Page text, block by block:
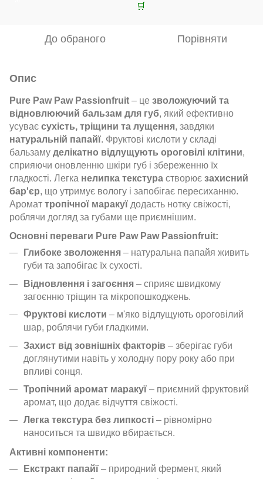
🛒
До обраного Порівняти
Опис
Pure Paw Paw Passionfruit – це зволожуючий та
відновлюючий бальзам для губ, який ефективно
усуває сухість, тріщини та лущення, завдяки
натуральній папайї. Фруктові кислоти у складі
бальзаму делікатно відлущують ороговілі клітини,
сприяючи оновленню шкіри губ і збереженню їх
гладкості. Легка нелипка текстура створює захисний
бар'єр, що утримує вологу і запобігає пересиханню.
Аромат тропічної маракуї додасть нотку свіжості,
роблячи догляд за губами ще приємнішим.
Основні переваги Pure Paw Paw Passionfruit:
Глибоке зволоження – натуральна папайя живить
губи та запобігає їх сухості.
Відновлення і загоєння – сприяє швидкому
загоєнню тріщин та мікропошкоджень.
Фруктові кислоти – м'яко відлущують ороговілий
шар, роблячи губи гладкими.
Захист від зовнішніх факторів – зберігає губи
доглянутими навіть у холодну пору року або при
впливі сонця.
Тропічний аромат маракуї – приємний фруктовий
аромат, що додає відчуття свіжості.
Легка текстура без липкості – рівномірно
наноситься та швидко вбирається.
Активні компоненти:
Екстракт папайї – природний фермент, який